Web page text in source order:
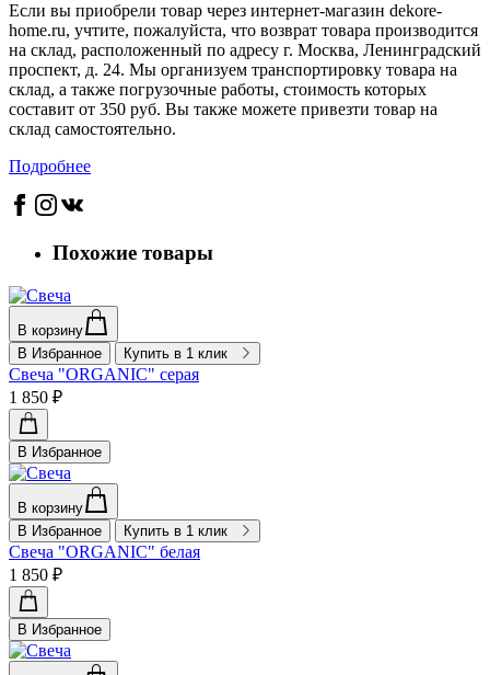
Если вы приобрели товар через интернет-магазин dekore-
home.ru, учтите, пожалуйста, что возврат товара производится
на склад, расположенный по адресу г. Москва, Ленинградский
проспект, д. 24. Мы организуем транспортировку товара на
склад, а также погрузочные работы, стоимость которых
составит от 350 руб. Вы также можете привезти товар на
склад самостоятельно.
Подробнее
Похожие товары
В корзину
В Избранное
Купить в 1 клик
Свеча "ORGANIC" серая
1 850 ₽
В Избранное
В корзину
В Избранное
Купить в 1 клик
Свеча "ORGANIC" белая
1 850 ₽
В Избранное